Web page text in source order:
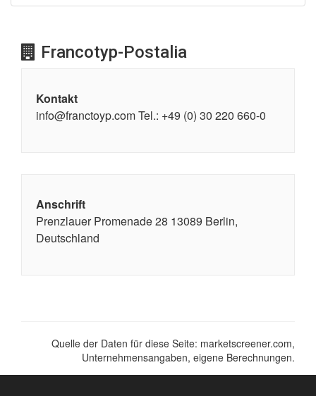
Francotyp-Postalia
Kontakt
info@franctoyp.com Tel.: +49 (0) 30 220 660-0
Anschrift
Prenzlauer Promenade 28 13089 Berlin,
Deutschland
Quelle der Daten für diese Seite: marketscreener.com,
Unternehmensangaben, eigene Berechnungen.